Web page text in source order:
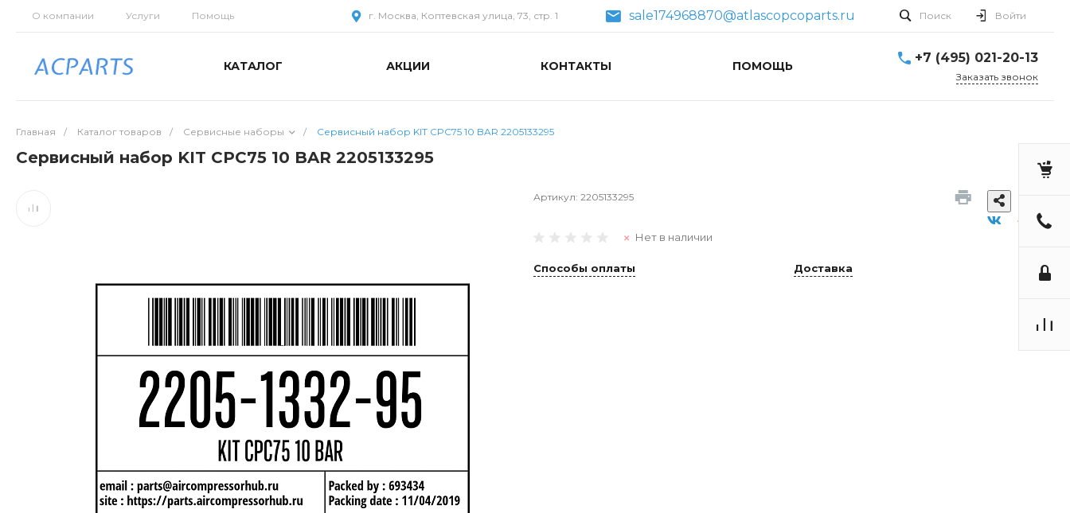
О компании Услуги Помощь г. Москва, Коптевская улица, 73, стр. 1 sale174968870@atlascopcoparts.ru Поиск Войти
КАТАЛОГ АКЦИИ КОНТАКТЫ ПОМОЩЬ
+7 (495) 021-20-13
Заказать звонок
Главная / Каталог товаров / Сервисные наборы / Сервисный набор KIT CPC75 10 BAR 2205133295
Сервисный набор KIT CPC75 10 BAR 2205133295
Артикул: 2205133295
Нет в наличии
Способы оплаты Доставка